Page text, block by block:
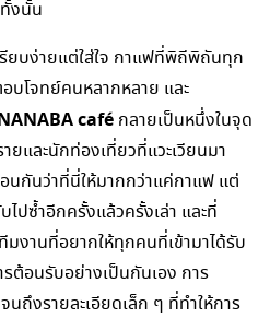
งนั้น
ยบง่ายแต่ใส่ใจ กาแฟที่พิถีพิถันทุก
บโจทย์คนหลากหลาย และ
café กลายเป็นหนึ่งในจุด
และนักท่องเที่ยวที่แวะเวียนมา
นกันว่าที่นี่ให้มากกว่าแค่กาแฟ แต่
ปซ้ำอีกครั้งแล้วครั้งเล่า และที่
งานที่อยากให้ทุกคนที่เข้ามาได้รับ
อนรับอย่างเป็นกันเอง การ
ถึงรายละเอียดเล็ก ๆ ที่ทำให้การ